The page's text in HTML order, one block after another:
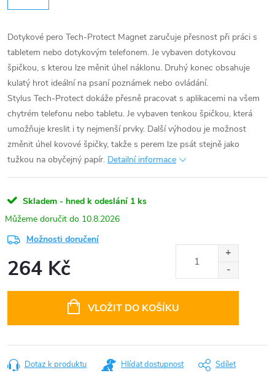
Dotykové pero Tech-Protect Magnet zaručuje přesnost při práci s
tabletem nebo dotykovým telefonem. Je vybaven dotykovou
špičkou, s kterou lze měnit úhel náklonu. Druhý konec obsahuje
kulatý hrot ideální na psaní poznámek nebo ovládání.
Stylus Tech-Protect dokáže přesně pracovat s aplikacemi na všem
chytrém telefonu nebo tabletu. Je vybaven tenkou špičkou, která
umožňuje kreslit i ty nejmenší prvky. Další výhodou je možnost
změnit úhel kovové špičky, takže s perem lze psát stejně jako
tužkou na obyčejný papír. Detailní informace
Skladem - hned k odeslání 1 ks
10.8.2026
Možnosti doručení
264 Kč
VLOŽIT DO KOŠÍKU
Dotaz k produktu Hlídat dostupnost Sdílet